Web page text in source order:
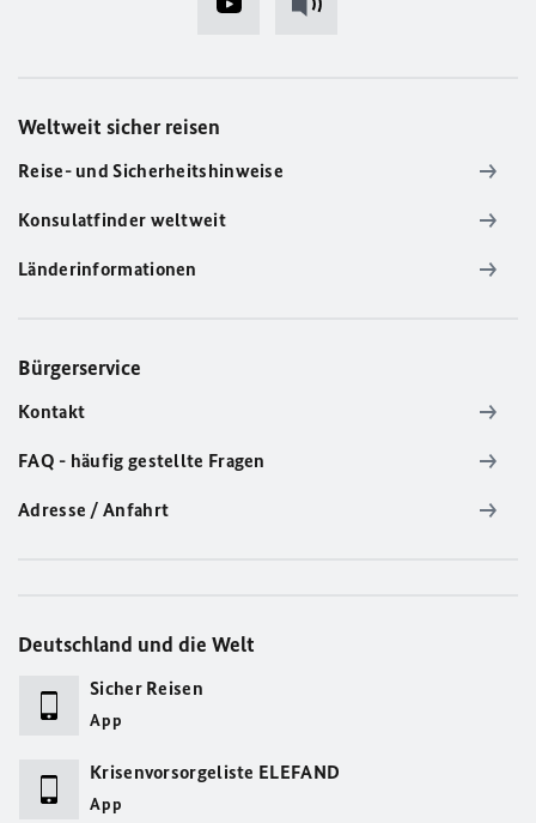
Weltweit sicher reisen
Reise- und Sicherheitshinweise
Konsulatfinder weltweit
Länderinformationen
Bürgerservice
Kontakt
FAQ - häufig gestellte Fragen
Adresse / Anfahrt
Deutschland und die Welt
Sicher Reisen
App
Krisenvorsorgeliste ELEFAND
App